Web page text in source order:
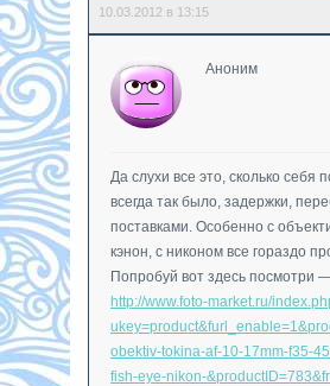
10.03.2012 в 13:15
Аноним
Да слухи все это, сколько себя
всегда так было, задержки,
поставками. Особенно с
кэнон, с никоном все гораздо
Попробуй вот здесь посмотри
http://www.foto-market.ru/
obektiv-tokina-af-10-17mm-f35-
fish-eye-nikon-